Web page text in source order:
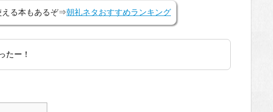
える本もあるぞ⇒朝礼ネタおすすめランキング
たー！